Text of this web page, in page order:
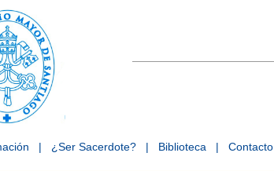
| ¿Ser Sacerdote? | Biblioteca | Contacto